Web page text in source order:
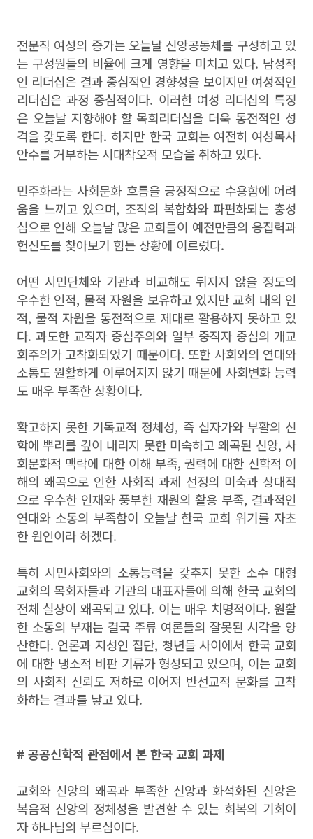
전문직 여성의 증가는 오늘날 신앙공동체를 구성하고 있
는 구성원들의 비율에 크게 영향을 미치고 있다. 남성적
인 리더십은 결과 중심적인 경향성을 보이지만 여성적인
리더십은 과정 중심적이다. 이러한 여성 리더십의 특징
은 오늘날 지향해야 할 목회리더십을 더욱 통전적인 성
격을 갖도록 한다. 하지만 한국 교회는 여전히 여성목사
안수를 거부하는 시대착오적 모습을 취하고 있다.
민주화라는 사회문화 흐름을 긍정적으로 수용함에 어려
움을 느끼고 있으며, 조직의 복합화와 파편화되는 충성
심으로 인해 오늘날 많은 교회들이 예전만큼의 응집력과
헌신도를 찾아보기 힘든 상황에 이르렀다.
어떤 시민단체와 기관과 비교해도 뒤지지 않을 정도의
우수한 인적, 물적 자원을 보유하고 있지만 교회 내의 인
적, 물적 자원을 통전적으로 제대로 활용하지 못하고 있
다. 과도한 교직자 중심주의와 일부 중직자 중심의 개교
회주의가 고착화되었기 때문이다. 또한 사회와의 연대와
소통도 원활하게 이루어지지 않기 때문에 사회변화 능력
도 매우 부족한 상황이다.
확고하지 못한 기독교적 정체성, 즉 십자가와 부활의 신
학에 뿌리를 깊이 내리지 못한 미숙하고 왜곡된 신앙, 사
회문화적 맥락에 대한 이해 부족, 권력에 대한 신학적 이
해의 왜곡으로 인한 사회적 과제 선정의 미숙과 상대적
으로 우수한 인재와 풍부한 재원의 활용 부족, 결과적인
연대와 소통의 부족함이 오늘날 한국 교회 위기를 자초
한 원인이라 하겠다.
특히 시민사회와의 소통능력을 갖추지 못한 소수 대형
교회의 목회자들과 기관의 대표자들에 의해 한국 교회의
전체 실상이 왜곡되고 있다. 이는 매우 치명적이다. 원활
한 소통의 부재는 결국 주류 여론들의 잘못된 시각을 양
산한다. 언론과 지성인 집단, 청년들 사이에서 한국 교회
에 대한 냉소적 비판 기류가 형성되고 있으며, 이는 교회
의 사회적 신뢰도 저하로 이어져 반선교적 문화를 고착
화하는 결과를 낳고 있다.
# 공공신학적 관점에서 본 한국 교회 과제
교회와 신앙의 왜곡과 부족한 신앙과 화석화된 신앙은
복음적 신앙의 정체성을 발견할 수 있는 회복의 기회이
자 하나님의 부르심이다.